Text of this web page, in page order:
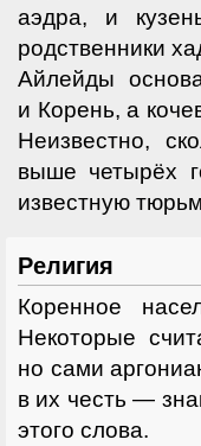
аэдра, и
родственники
Айлейды
и Корень, а
Неизвестно,
выше четырёх
известную
Религия
Коренное
Некоторые
но сами
в их честь —
этого слова.